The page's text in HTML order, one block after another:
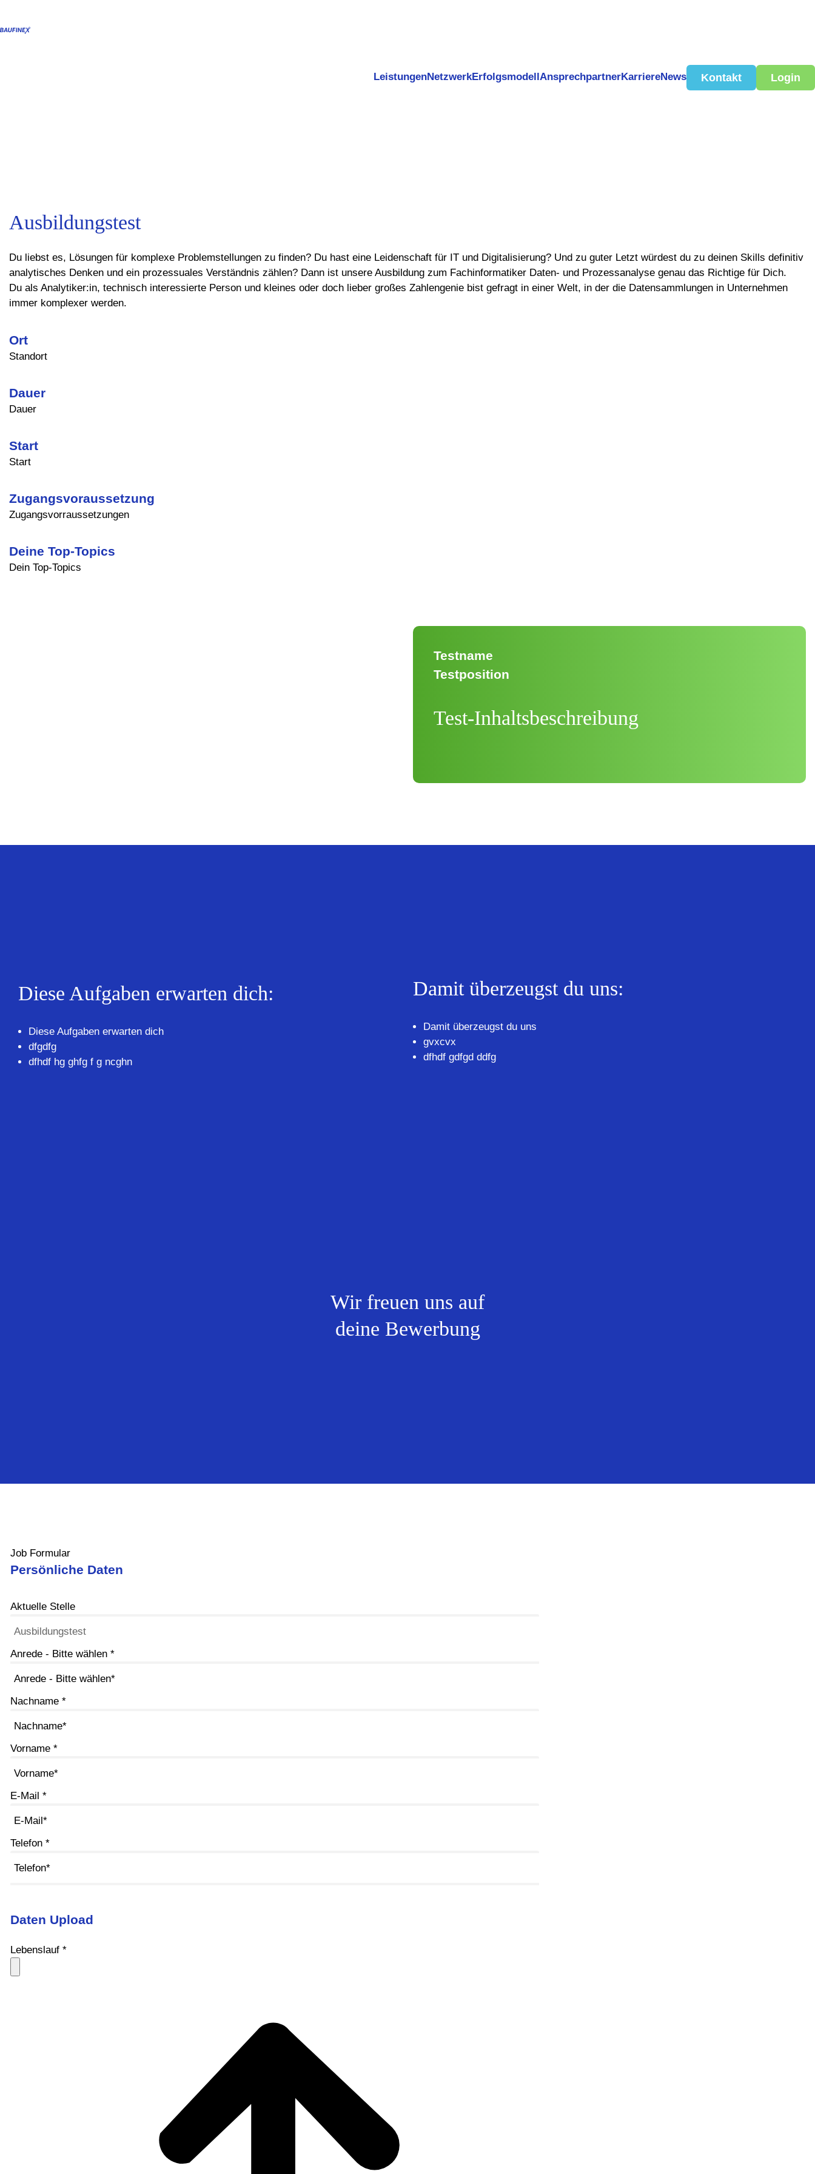
LeistungenNetzwerkErfolgsmodellAnsprechpartnerKarriereNews Kontakt Login
Ausbildungstest
Du liebst es, Lösungen für komplexe Problemstellungen zu finden? Du hast eine Leidenschaft für IT und Digitalisierung? Und zu guter Letzt würdest du zu deinen Skills definitiv
analytisches Denken und ein prozessuales Verständnis zählen? Dann ist unsere Ausbildung zum Fachinformatiker Daten- und Prozessanalyse genau das Richtige für Dich.
Du als Analytiker:in, technisch interessierte Person und kleines oder doch lieber großes Zahlengenie bist gefragt in einer Welt, in der die Datensammlungen in Unternehmen
immer komplexer werden.
Ort
Standort
Dauer
Dauer
Start
Start
Zugangsvoraussetzung
Zugangsvorraussetzungen
Deine Top-Topics
Dein Top-Topics
Testname
Testposition
Test-Inhaltsbeschreibung
Diese Aufgaben erwarten dich:
Diese Aufgaben erwarten dich
dfgdfg
dfhdf hg ghfg f g ncghn
Damit überzeugst du uns:
Damit überzeugst du uns
gvxcvx
dfhdf gdfgd ddfg
Wir freuen uns auf
deine Bewerbung
Job Formular
Persönliche Daten
Aktuelle Stelle
Anrede - Bitte wählen *
Nachname *
Vorname *
E-Mail *
Telefon *
Daten Upload
Lebenslauf *